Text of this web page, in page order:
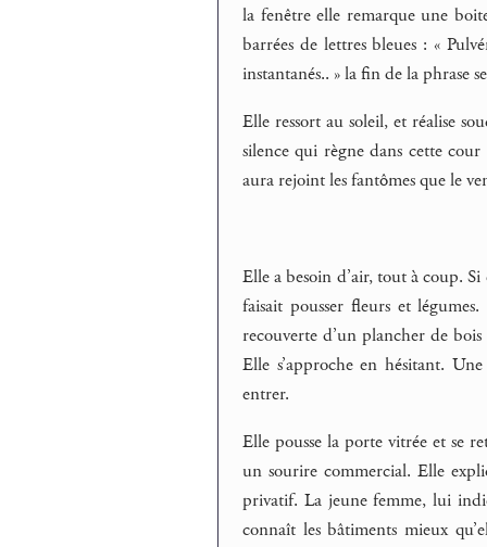
la fenêtre elle remarque une
barrées de lettres bleues : «
instantanés.. » la fin de la phrase
Elle ressort au soleil, et réalise
silence qui règne dans cette
aura rejoint les fantômes que le
Elle a besoin d’air, tout à coup.
faisait pousser fleurs et
recouverte d’un plancher de
Elle s’approche en hésitant.
entrer.
Elle pousse la porte vitrée et se
un sourire commercial. Elle
privatif. La jeune femme, lui
connaît les bâtiments mieux